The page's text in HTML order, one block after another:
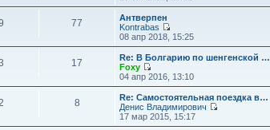
б
н
и
ю
у
с
о
о
б
щ
н
и
ю
е
е
м
с
о
б
щ
е
н
и
т
п
о
л
д
н
е
м
у
с
е
р
е
й
т
к
п
о
л
е
д
77
Антверпен
Kontrabas
П
е
р
е
й
т
к
п
о
08 апр 2018, 15:25
17
Re: В Болгарию по шенгенской …
Foxy
П
е
р
е
й
т
04 апр 2016, 13:10
8
Re: Самостоятельная поездка в…
Денис Владимирович
е
17 мар 2015, 15:17